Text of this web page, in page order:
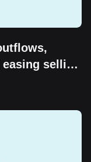
selling